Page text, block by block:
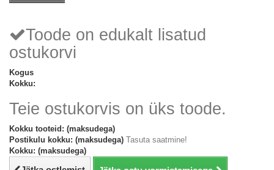
Toode on edukalt lisatud
ostukorvi
Kogus
Kokku:
Teie ostukorvis on üks toode.
Kokku tooteid: (maksudega)
Postikulu kokku: (maksudega) Tasuta saatmine!
Kokku: (maksudega)